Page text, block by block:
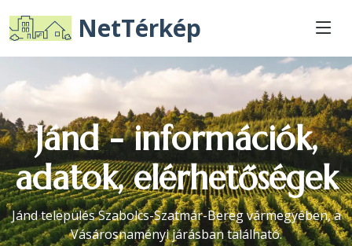
NetTérkép
Jánd - információk,
adatok, elérhetőségek
Jánd település Szabolcs-Szatmár-Bereg vármegyében, a
Vásárosnaményi járásban található.